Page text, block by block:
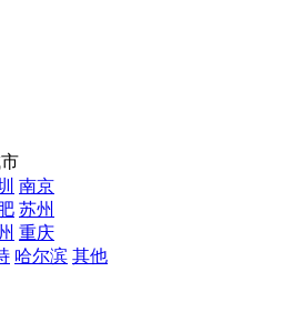
南京
苏州
重庆
哈尔滨 其他